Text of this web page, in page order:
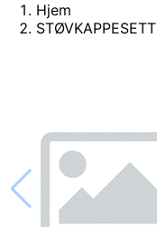
Hjem
STØVKAPPESETT